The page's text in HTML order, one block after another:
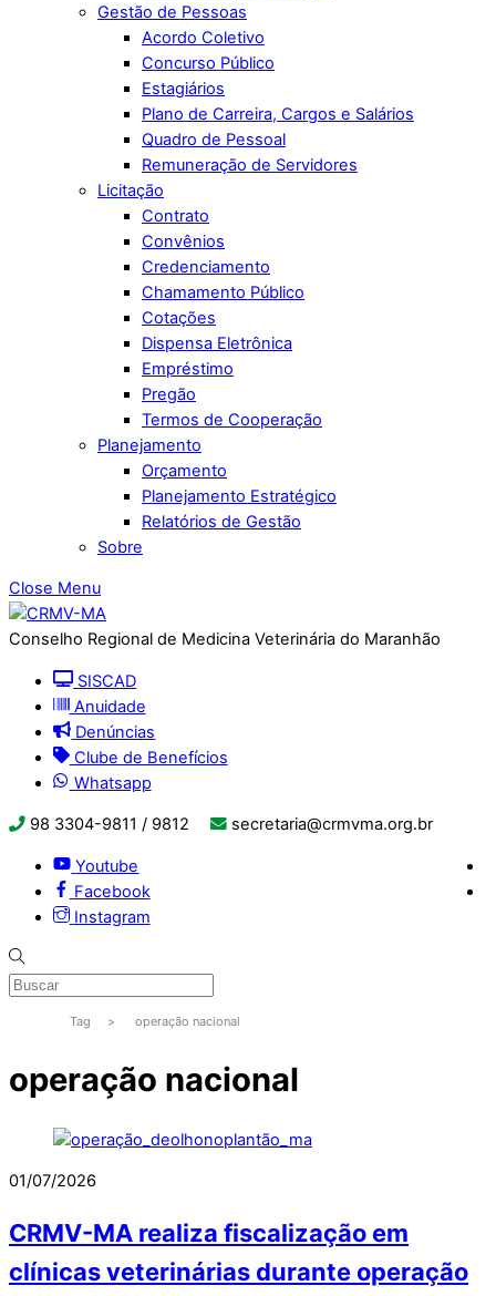
Gestão de Pessoas
Acordo Coletivo
Concurso Público
Estagiários
Plano de Carreira, Cargos e Salários
Quadro de Pessoal
Remuneração de Servidores
Licitação
Contrato
Convênios
Credenciamento
Chamamento Público
Cotações
Dispensa Eletrônica
Empréstimo
Pregão
Termos de Cooperação
Planejamento
Orçamento
Planejamento Estratégico
Relatórios de Gestão
Sobre
Close Menu
Conselho Regional de Medicina Veterinária do Maranhão
SISCAD
Anuidade
Denúncias
Clube de Benefícios
Whatsapp
98 3304-9811 / 9812 secretaria@crmvma.org.br
Youtube
Facebook
Instagram
Tag > operação nacional
operação nacional
01/07/2026
CRMV-MA realiza fiscalização em
clínicas veterinárias durante operação